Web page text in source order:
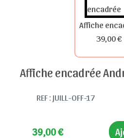
Affiche
39,00 €
Affiche encadrée
REF : JUILL-OFF-17
39,00€